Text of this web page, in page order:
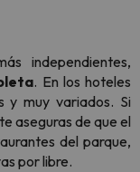
independientes,
. En los hoteles
y muy variados. Si
aseguras de que el
del parque,
por libre.